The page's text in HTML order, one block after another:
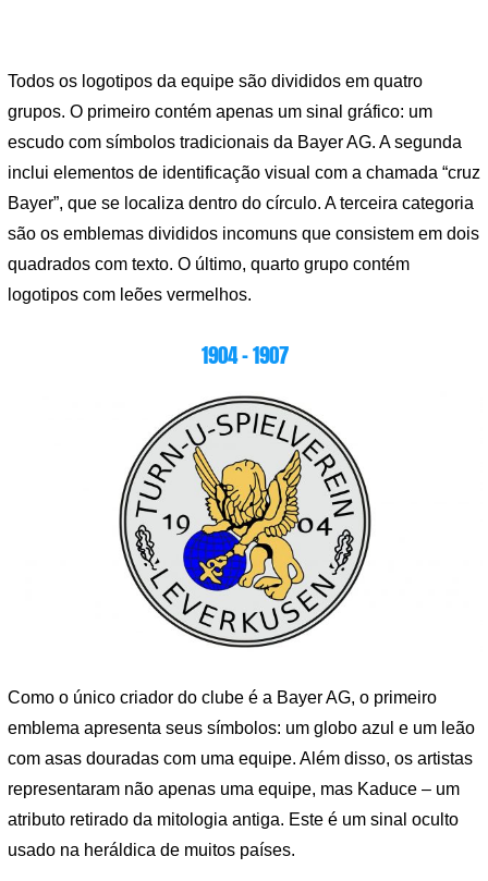
Todos os logotipos da equipe são divididos em quatro
grupos. O primeiro contém apenas um sinal gráfico: um
escudo com símbolos tradicionais da Bayer AG. A segunda
inclui elementos de identificação visual com a chamada “cruz
Bayer”, que se localiza dentro do círculo. A terceira categoria
são os emblemas divididos incomuns que consistem em dois
quadrados com texto. O último, quarto grupo contém
logotipos com leões vermelhos.
1904 – 1907
Como o único criador do clube é a Bayer AG, o primeiro
emblema apresenta seus símbolos: um globo azul e um leão
com asas douradas com uma equipe. Além disso, os artistas
representaram não apenas uma equipe, mas Kaduce – um
atributo retirado da mitologia antiga. Este é um sinal oculto
usado na heráldica de muitos países.